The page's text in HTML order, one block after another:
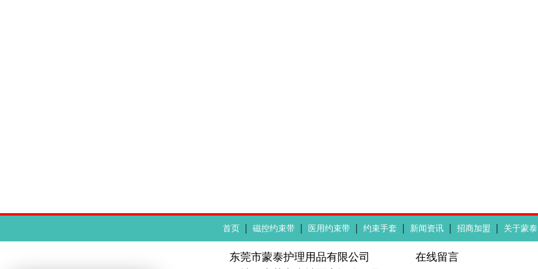
首页 | 磁控约束带 | 医用约束带 | 约束手套 | 新闻资讯 | 招商加盟 | 关于蒙泰
东莞市蒙泰护理用品有限公司
在线留言